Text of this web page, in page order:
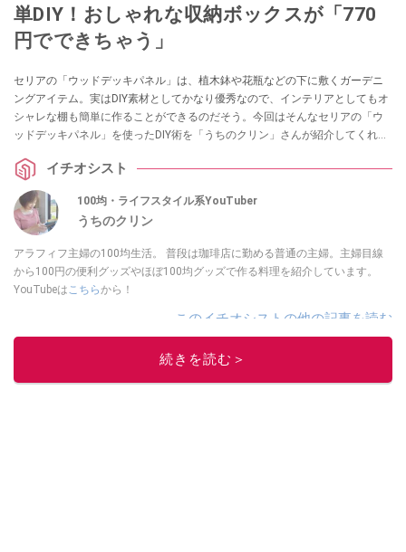
単DIY！おしゃれな収納ボックスが「770
円でできちゃう」
セリアの「ウッドデッキパネル」は、植木鉢や花瓶などの下に敷くガーデニ
ングアイテム。実はDIY素材としてかなり優秀なので、インテリアとしてもオ
シャレな棚も簡単に作ることができるのだそう。今回はそんなセリアの「ウ
ッドデッキパネル」を使ったDIY術を「うちのクリン」さんが紹介してくれま
てみてくださいね。
イチオシスト
100均・ライフスタイル系YouTuber
うちのクリン
アラフィフ主婦の100均生活。 普段は珈琲店に勤める普通の主婦。主婦目線
から100円の便利グッズやほぼ100均グッズで作る料理を紹介しています。
YouTubeは こちらから！
このイチオシストの他の記事を読む
続きを読む＞